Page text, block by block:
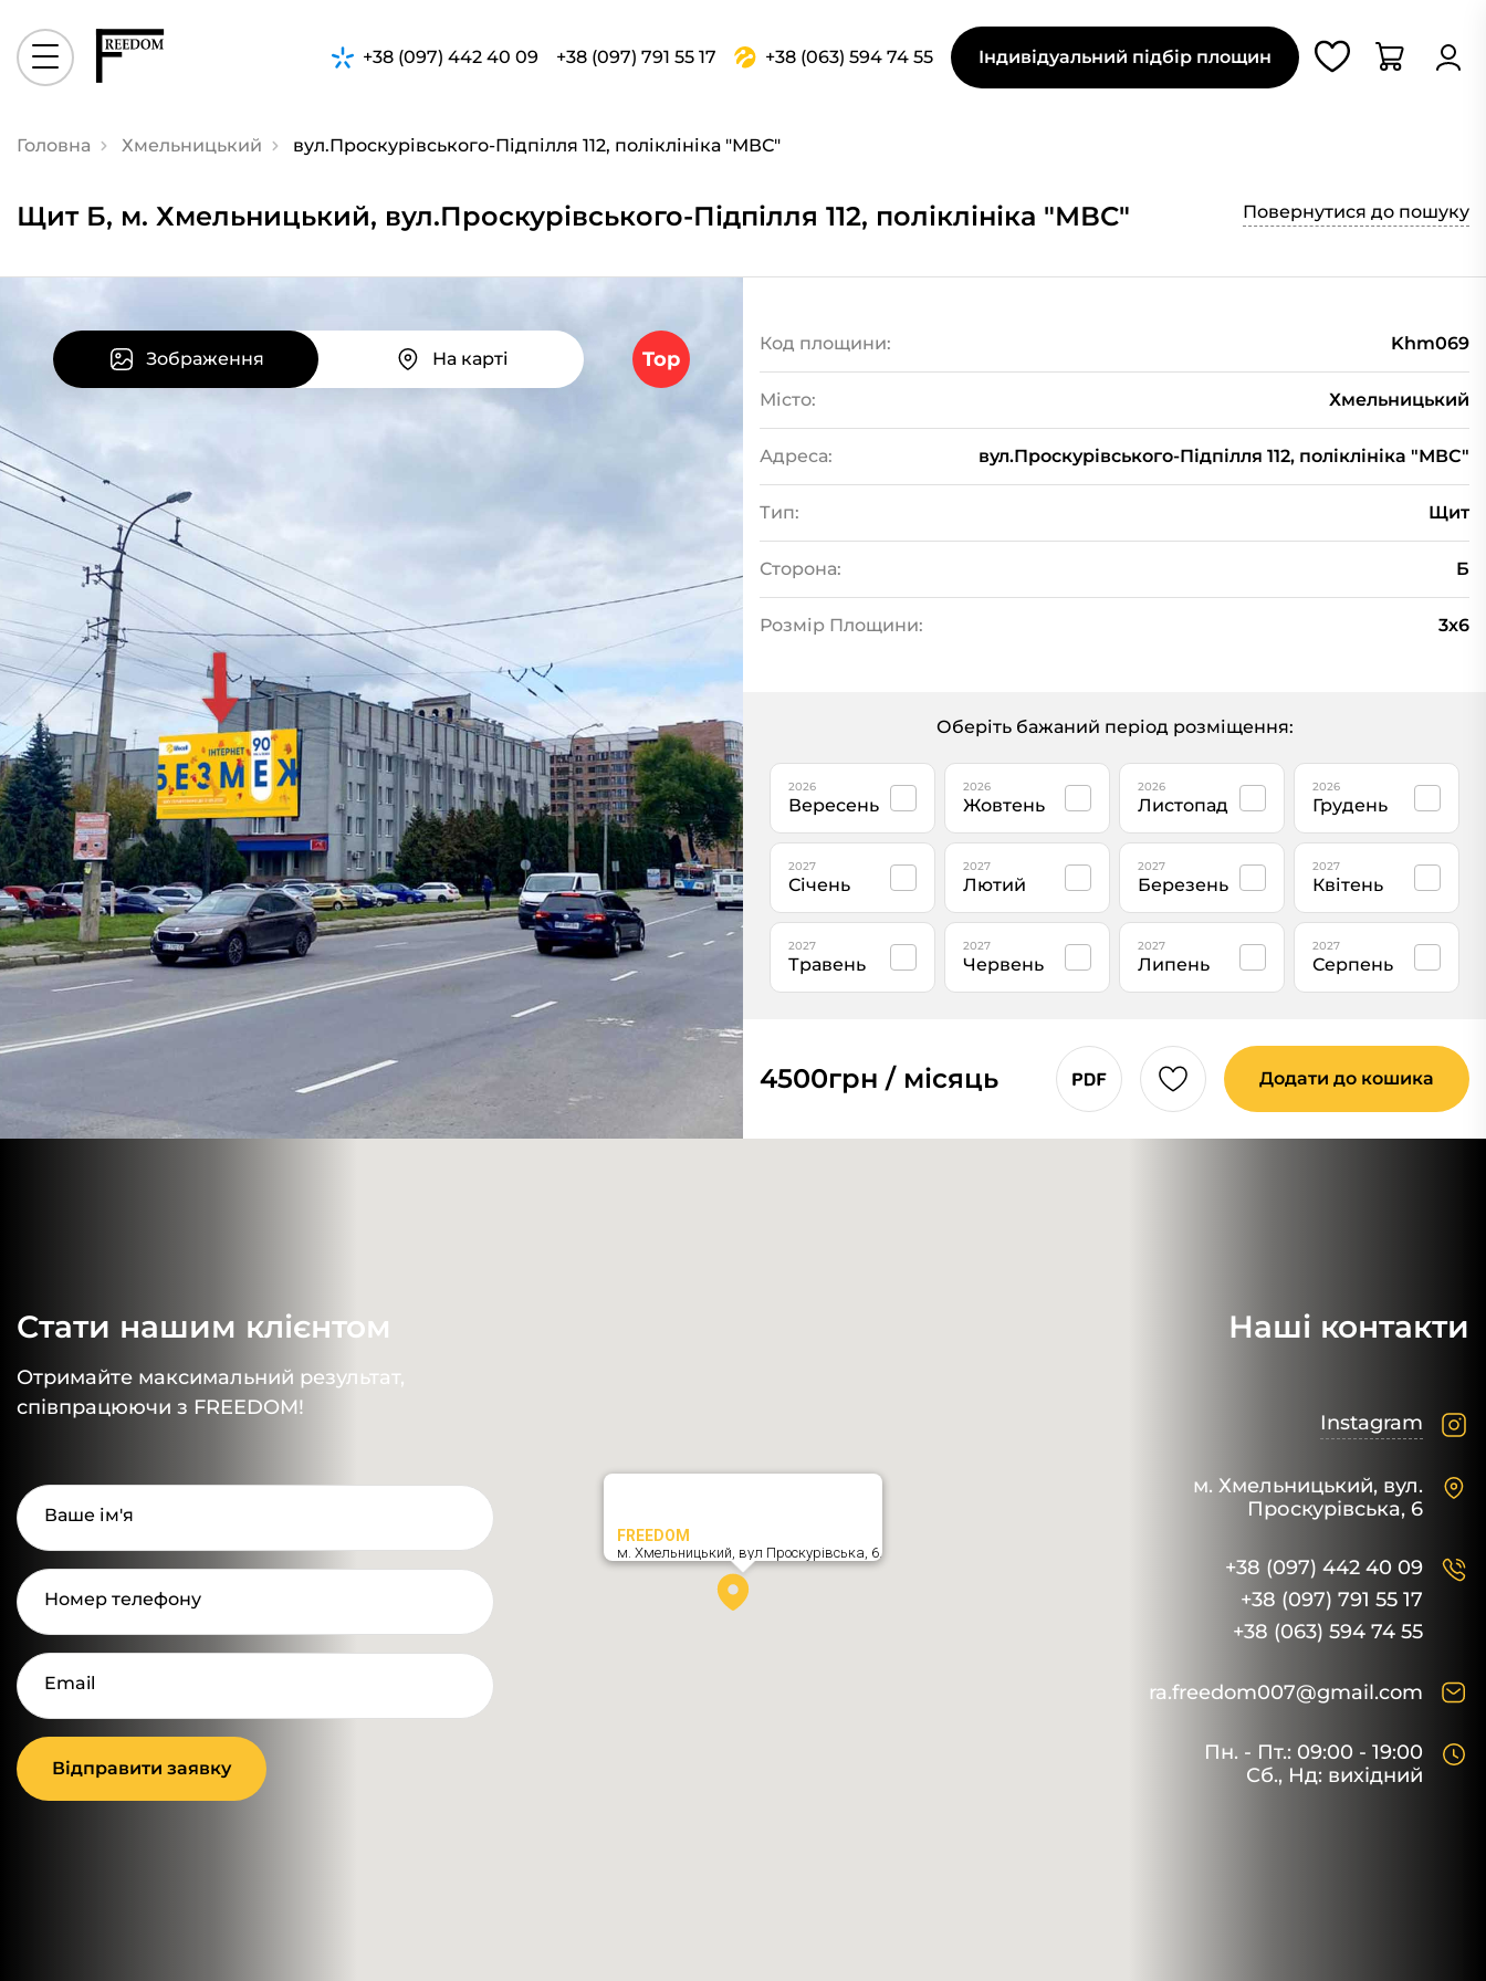
+38 (097) 442 40 09 +38 (097) 791 55 17 +38 (063) 594 74 55 Індивідуальний підбір площин
Головна Хмельницький вул.Проскурівського-Підпілля 112, поліклініка "МВС"
Щит Б, м. Хмельницький, вул.Проскурівського-Підпілля 112, поліклініка "МВС" Повернутися до пошуку
Зображення На карті Top
Код площини: Khm069
Місто: Хмельницький
Адреса: вул.Проскурівського-Підпілля 112, поліклініка "МВС"
Тип: Щит
Сторона: Б
Розмір Площини: 3х6
Оберіть бажаний період розміщення:
2026
Вересень
2026
Жовтень
2026
Листопад
2026
Грудень
2027
Січень
2027
Лютий
2027
Березень
2027
Квітень
2027
Травень
2027
Червень
2027
Липень
2027
Серпень
4500грн / місяць Додати до кошика
Стати нашим клієнтом
Отримайте максимальний результат,
співпрацюючи з FREEDOM!
Ваше ім'я
Номер телефону
Email
Відправити заявку
Наші контакти
Instagram
м. Хмельницький, вул.
Проскурівська, 6
+38 (097) 442 40 09
+38 (097) 791 55 17
+38 (063) 594 74 55
ra.freedom007@gmail.com
Пн. - Пт.: 09:00 - 19:00
Сб., Нд: вихідний
FREEDOM
м. Хмельницький, вул Проскурівська, 6,